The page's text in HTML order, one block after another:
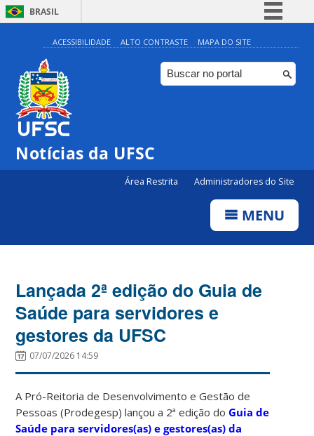
BRASIL
Simplifique!
Comunica BR
Participe
ACESSIBILIDADE ALTO CONTRASTE MAPA DO SITE
Notícias da UFSC
Área Restrita Administradores do Site
MENU
Lançada 2ª edição do Guia de
Saúde para servidores e
gestores da UFSC
07/07/2026 14:59
A Pró-Reitoria de Desenvolvimento e Gestão de
Pessoas (Prodegesp) lançou a 2ª edição doGuia de
Saúde para servidores(as) e gestores(as) da